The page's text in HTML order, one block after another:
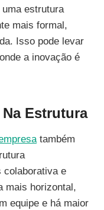
estrutura
mais formal,
Isso pode levar
a inovação é
Estrutura
também
colaborativa e
mais horizontal,
equipe e há maior